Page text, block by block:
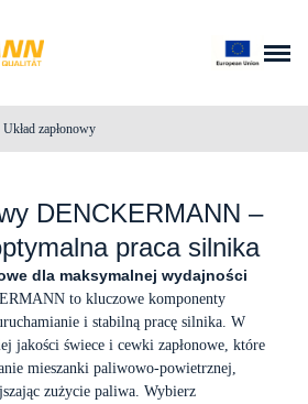
Układ zapłonowy
DENCKERMANN –
praca silnika
dla maksymalnej wydajności
to kluczowe komponenty
i stabilną pracę silnika. W
jakości świece i cewki zapłonowe, które
mieszanki paliwowo-powietrznej,
zużycie paliwa. Wybierz